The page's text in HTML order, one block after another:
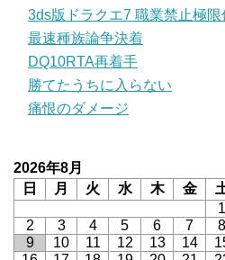
3ds版ドラクエ7 職業禁止極
最速種族論争決着
DQ10RTA再着手
勝てたうちに入らない
痛恨のダメージ
2026年8月
日
月 火 水 木 金
1
2
3 4 5 6 7
8
9
10 11 12 13 14